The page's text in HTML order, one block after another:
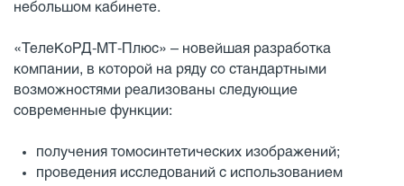
небольшом кабинете.
«ТелеКоРД-МТ-Плюс» – новейшая разработка
компании, в которой на ряду со стандартными
возможностями реализованы следующие
современные функции:
получения томосинтетических изображений;
проведения исследований с использованием